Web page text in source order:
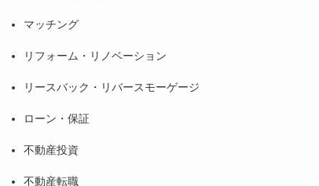
マッチング
リフォーム・リノベーション
リースバック・リバースモーゲージ
ローン・保証
不動産投資
不動産転職